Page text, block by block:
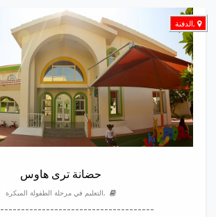
,الدفنة
حضانة ترى هاوس
,التعليم في مرحلة الطفولة المبكرة